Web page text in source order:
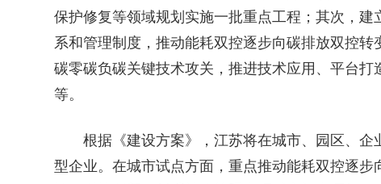
保护修复等领域规划实施一批重点工程；其次，
系和管理制度，推动能耗双控逐步向碳排放双控
碳零碳负碳关键技术攻关，推进技术应用、平台
等。
根据《建设方案》，江苏将在城市、园区、企
型企业。在城市试点方面，重点推动能耗双控逐